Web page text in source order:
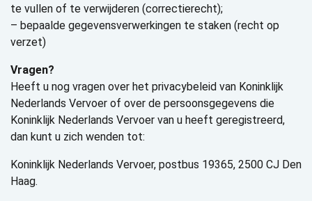
te vullen of te verwijderen (correctierecht);
– bepaalde gegevensverwerkingen te staken (recht op
verzet)
Vragen?
Heeft u nog vragen over het privacybeleid van Koninklijk
Nederlands Vervoer of over de persoonsgegevens die
Koninklijk Nederlands Vervoer van u heeft geregistreerd,
dan kunt u zich wenden tot:
Koninklijk Nederlands Vervoer, postbus 19365, 2500 CJ Den
Haag.